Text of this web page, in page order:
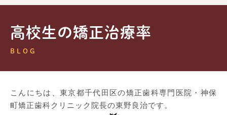
高校生の矯正治療率
BLOG
こんにちは、東京都千代田区の矯正歯科専門医院・神保
町矯正歯科クリニック院長の東野良治です。